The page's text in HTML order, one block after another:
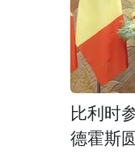
比利时
德霍斯